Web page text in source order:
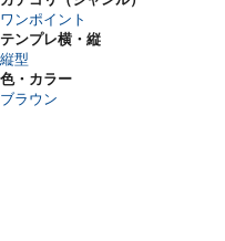
ワンポイント
テンプレ横・縦
縦型
色・カラー
ブラウン